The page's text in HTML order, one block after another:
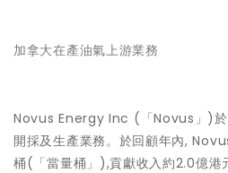
加拿大在產油氣上游業務
Novus Energy Inc (「Novus」)於
開採及生產業務。於回顧年內,
桶(「當量桶」),貢獻收入約2.0億